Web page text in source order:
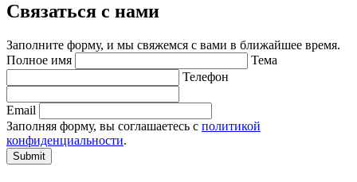
Связаться с нами
Заполните форму, и мы свяжемся с вами в ближайшее время.
Полное имя
Тема
Телефон
Email
Заполняя форму, вы соглашаетесь с политикой
конфиденциальности.
Submit